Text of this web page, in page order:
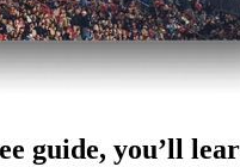
guide, you’ll